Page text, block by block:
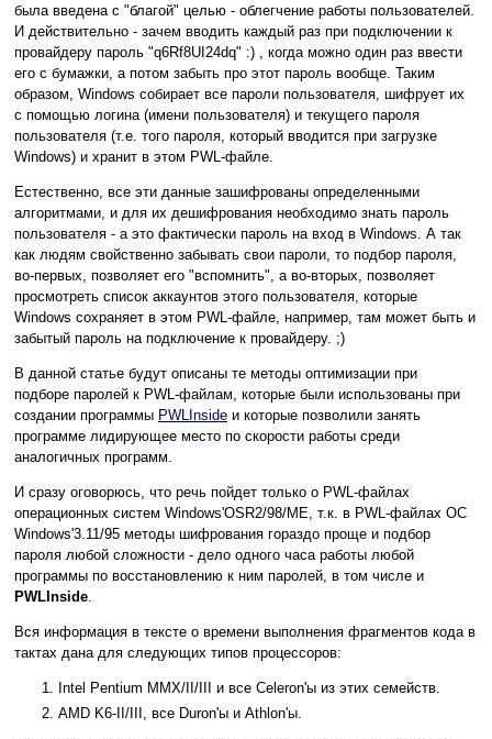
была введена с "благой" целью - облегчение работы пользователей.
И действительно - зачем вводить каждый раз при подключении к
провайдеру пароль "q6Rf8UI24dq" :) , когда можно один раз ввести
его с бумажки, а потом забыть про этот пароль вообще. Таким
образом, Windows собирает все пароли пользователя, шифрует их
с помощью логина (имени пользователя) и текущего пароля
пользователя (т.е. того пароля, который вводится при загрузке
Windows) и хранит в этом PWL-файле.
Естественно, все эти данные зашифрованы определенными
алгоритмами, и для их дешифрования необходимо знать пароль
пользователя - а это фактически пароль на вход в Windows. А так
как людям свойственно забывать свои пароли, то подбор пароля,
во-первых, позволяет его "вспомнить", а во-вторых, позволяет
просмотреть список аккаунтов этого пользователя, которые
Windows сохраняет в этом PWL-файле, например, там может быть и
забытый пароль на подключение к провайдеру. ;)
В данной статье будут описаны те методы оптимизации при
подборе паролей к PWL-файлам, которые были использованы при
создании программы PWLInside и которые позволили занять
программе лидирующее место по скорости работы среди
аналогичных программ.
И сразу оговорюсь, что речь пойдет только о PWL-файлах
операционных систем Windows'OSR2/98/ME, т.к. в PWL-файлах ОС
Windows'3.11/95 методы шифрования гораздо проще и подбор
пароля любой сложности - дело одного часа работы любой
программы по восстановлению к ним паролей, в том числе и
PWLInside.
Вся информация в тексте о времени выполнения фрагментов кода в
тактах дана для следующих типов процессоров:
Intel Pentium MMX/II/III и все Celeron'ы из этих семейств.
AMD K6-II/III, все Duron'ы и Athlon'ы.